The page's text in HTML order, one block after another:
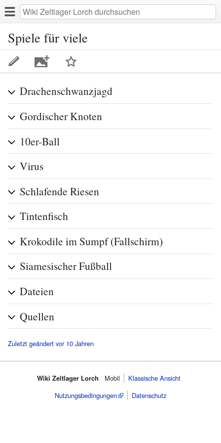
Spiele für viele
Bild
zu
dieser
hinzufügen
Drachenschwanzjagd
Gordischer Knoten
10er-Ball
Virus
Schlafende Riesen
Tintenfisch
Krokodile im Sumpf (Fallschirm)
Siamesischer Fußball
Dateien
Quellen
Zuletzt geändert vor 10 Jahren
Wiki Zeltlager Lorch Mobil
Klassische Ansicht
Nutzungsbedingungen
Datenschutz